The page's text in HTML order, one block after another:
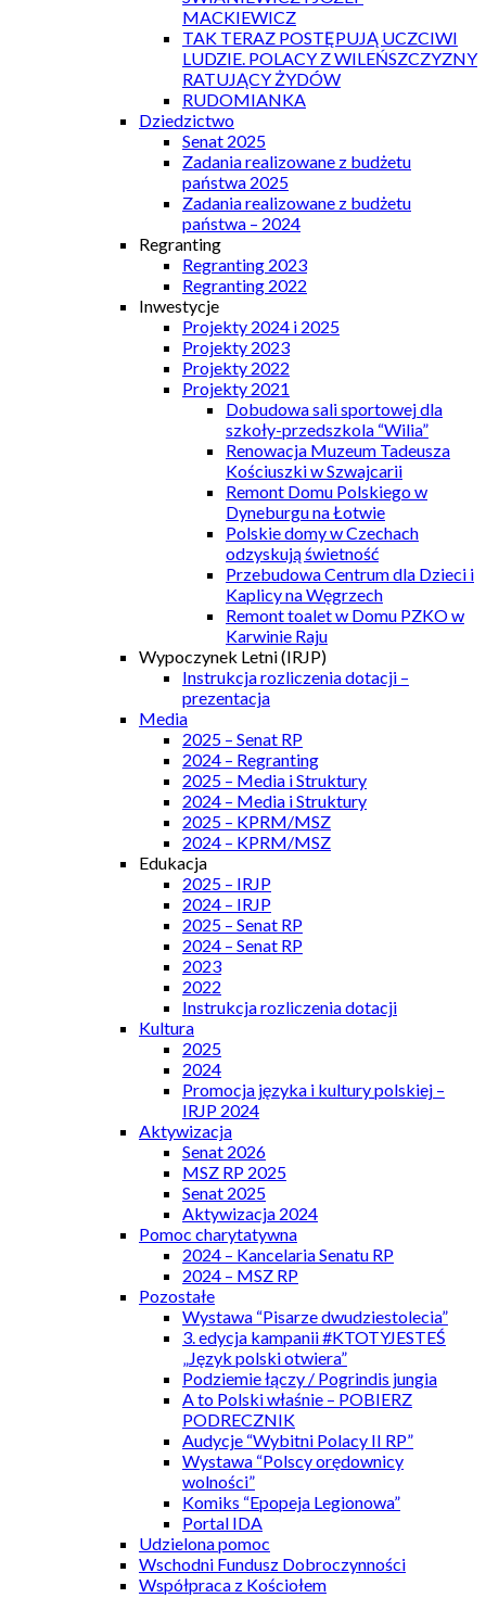
MACKIEWICZ
TAK TERAZ POSTĘPUJĄ UCZCIWI
LUDZIE. POLACY Z WILEŃSZCZYZNY
RATUJĄCY ŻYDÓW
RUDOMIANKA
Dziedzictwo
Senat 2025
Zadania realizowane z budżetu
państwa 2025
Zadania realizowane z budżetu
państwa – 2024
Regranting
Regranting 2023
Regranting 2022
Inwestycje
Projekty 2024 i 2025
Projekty 2023
Projekty 2022
Projekty 2021
Dobudowa sali sportowej dla
szkoły-przedszkola “Wilia”
Renowacja Muzeum Tadeusza
Kościuszki w Szwajcarii
Remont Domu Polskiego w
Dyneburgu na Łotwie
Polskie domy w Czechach
odzyskują świetność
Przebudowa Centrum dla Dzieci i
Kaplicy na Węgrzech
Remont toalet w Domu PZKO w
Karwinie Raju
Wypoczynek Letni (IRJP)
Instrukcja rozliczenia dotacji –
prezentacja
Media
2025 – Senat RP
2024 – Regranting
2025 – Media i Struktury
2024 – Media i Struktury
2025 – KPRM/MSZ
2024 – KPRM/MSZ
Edukacja
2025 – IRJP
2024 – IRJP
2025 – Senat RP
2024 – Senat RP
2023
2022
Instrukcja rozliczenia dotacji
Kultura
2025
2024
Promocja języka i kultury polskiej –
IRJP 2024
Aktywizacja
Senat 2026
MSZ RP 2025
Senat 2025
Aktywizacja 2024
Pomoc charytatywna
2024 – Kancelaria Senatu RP
2024 – MSZ RP
Pozostałe
Wystawa “Pisarze dwudziestolecia”
3. edycja kampanii #KTOTYJESTEŚ
„Język polski otwiera”
Podziemie łączy / Pogrindis jungia
A to Polski właśnie – POBIERZ
PODRECZNIK
Audycje “Wybitni Polacy II RP”
Wystawa “Polscy orędownicy
wolności”
Komiks “Epopeja Legionowa”
Portal IDA
Udzielona pomoc
Wschodni Fundusz Dobroczynności
Współpraca z Kościołem